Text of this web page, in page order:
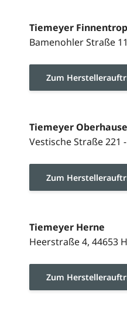
Tiemeyer Finnentrop
Bamenohler Straße
Zum
Tiemeyer
Vestische Straße 221
Zum
Tiemeyer Herne
Heerstraße 4, 44653
Zum